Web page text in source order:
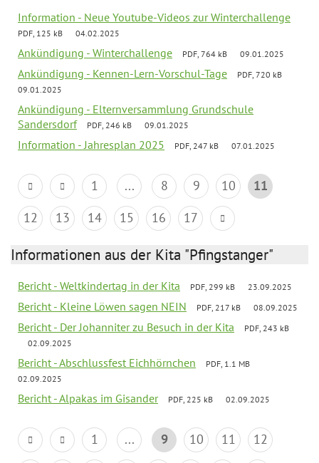
Information - Neue Youtube-Videos zur Winterchallenge
PDF, 125 kB 04.02.2025
Ankündigung - Winterchallenge PDF, 764 kB 09.01.2025
Ankündigung - Kennen-Lern-Vorschul-Tage
PDF, 720 kB
09.01.2025
Ankündigung - Elternversammlung Grundschule
Sandersdorf
PDF, 246 kB 09.01.2025
Information - Jahresplan 2025 PDF, 247 kB 07.01.2025
1 ... 8 9 10
11
12
13 14 15 16 17
Informationen aus der Kita "Pfingstanger"
Bericht - Weltkindertag in der Kita PDF, 299 kB 23.09.2025
Bericht - Kleine Löwen sagen NEIN PDF, 217 kB 08.09.2025
Bericht - Der Johanniter zu Besuch in der Kita
PDF, 243 kB
02.09.2025
Bericht - Abschlussfest Eichhörnchen
PDF, 1.1 MB
02.09.2025
Bericht - Alpakas im Gisander PDF, 225 kB 02.09.2025
1 ... 9 10 11
12